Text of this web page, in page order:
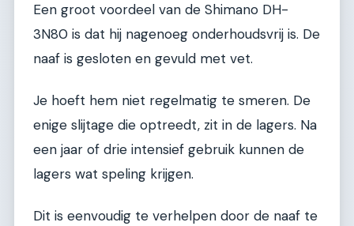
Een groot voordeel van de Shimano DH-
3N80 is dat hij nagenoeg onderhoudsvrij is. De
naaf is gesloten en gevuld met vet.
Je hoeft hem niet regelmatig te smeren. De
enige slijtage die optreedt, zit in de lagers. Na
een jaar of drie intensief gebruik kunnen de
lagers wat speling krijgen.
Dit is eenvoudig te verhelpen door de naaf te